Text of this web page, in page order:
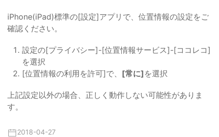
iPhone(iPad)標準の[設定]アプリで、位置情報の設定をご
確認ください。
設定の[プライバシー]-[位置情報サービス]-[ココレコ]
を選択
[位置情報の利用を許可]で、 [常に] を選択
上記設定以外の場合、正しく動作しない可能性がありま
す。
2018-04-27